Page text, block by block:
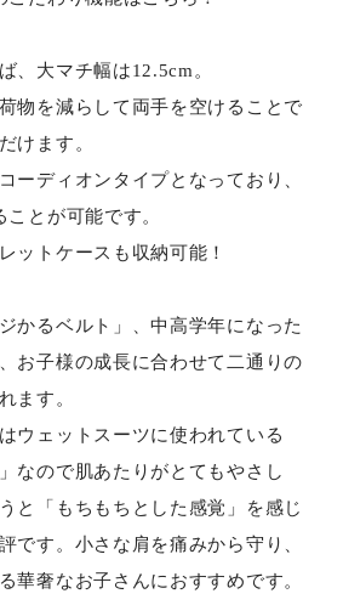
、大マチ幅は12.5cm。
物を減らして両手を空けることで
けます。
ーディオンタイプとなっており、
とが可能です。
ットケースも収納可能！
かるベルト」、中高学年になった
お子様の成長に合わせて二通りの
ます。
ウェットスーツに使われている
なので肌あたりがとてもやさし
と「もちもちとした感覚」を感じ
です。小さな肩を痛みから守り、
華奢なお子さんにおすすめです。